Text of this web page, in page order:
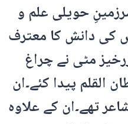
سرزمینِ حویلی علم و
کی دانش کا معترف
مٹی نے چراغ
پیدا کئے۔ان
تھے۔ان کے علاوہ